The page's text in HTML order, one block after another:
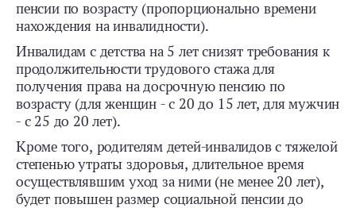
пенсии по возрасту (пропорционально времени
нахождения на инвалидности).
Инвалидам с детства на 5 лет снизят требования к
продолжительности трудового стажа для
получения права на досрочную пенсию по
возрасту (для женщин - с 20 до 15 лет, для мужчин
- с 25 до 20 лет).
Кроме того, родителям детей-инвалидов с тяжелой
степенью утраты здоровья, длительное время
осуществлявшим уход за ними (не менее 20 лет),
будет повышен размер социальной пенсии до